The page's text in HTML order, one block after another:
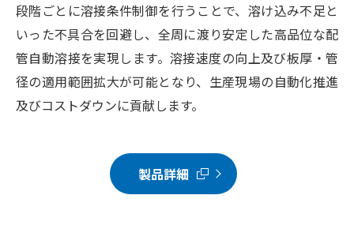
段階ごとに溶接条件制御を行うことで、溶け込み不足と
いった不具合を回避し、全周に渡り安定した高品位な配
管自動溶接を実現します。溶接速度の向上及び板厚・管
径の適用範囲拡大が可能となり、生産現場の自動化推進
及びコストダウンに貢献します。
製品詳細